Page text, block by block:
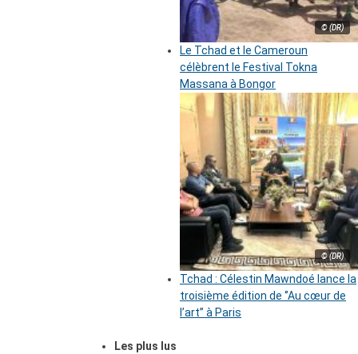
© (DR)
Le Tchad et le Cameroun
célèbrent le Festival Tokna
Massana à Bongor
© (DR)
Tchad : Célestin Mawndoé lance la
troisième édition de ‘’Au cœur de
l’art’’ à Paris
Les plus lus